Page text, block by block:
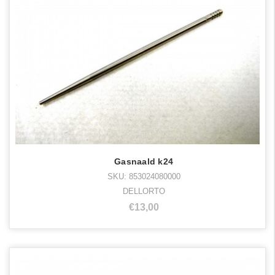
Gasnaald k24
SKU: 853024080000
DELLORTO
€13,00